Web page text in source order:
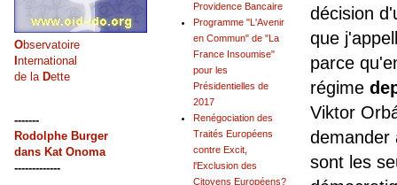
décision
que
parce
régime
Viktor
demander
sont les
Providence Bancaire
Programme "L'Avenir
en Commun" de "La
France Insoumise"
pour les
Présidentielles de
2017
Renégociation des
Traités Européens
contre Excit,
l'Exclusion des
Citoyens Européens?
Observatoire
International
de la Dette
-------
Rodolphe Burger
dans Kat Onoma
-------------